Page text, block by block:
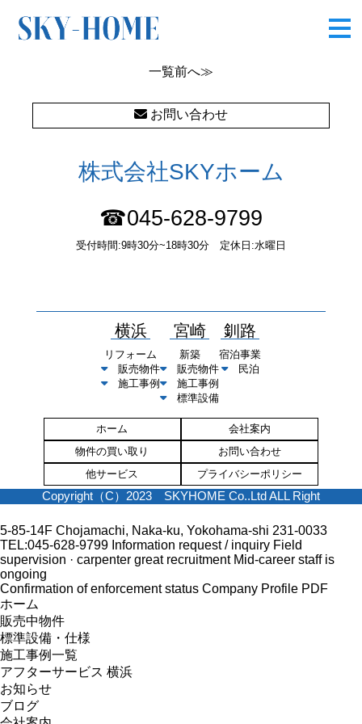
六浦東１丁目Ⅱ★20190514
一覧前へ≫
お問い合わせ
株式会社SKYホーム
☎045-628-9799
受付時間:9時30分~18時30分 定休日:水曜日
横浜
リフォーム
販売物件
施工事例
宮崎
新築
販売物件
施工事例
標準設備
釧路
宿泊事業
民泊
ホーム
会社案内
物件の買い取り
お問い合わせ
他サービス
プライバシーポリシー
Copyright（C）2023 SKYHOME Co..Ltd ALL Right
5-85-14F Chojamachi, Naka-ku, Yokohama-shi 231-0033
TEL:045-628-9799 Information request / inquiry Field
supervision · carpenter great recruitment Mid-career staff is
ongoing
Confirmation of enforcement status Company Profile PDF
ホーム
販売中物件
標準設備・仕様
施工事例一覧
アフターサービス 横浜
お知らせ
ブログ